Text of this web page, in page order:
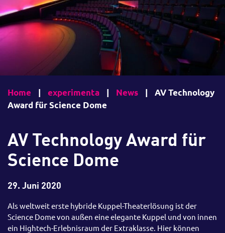
Home | experimenta | News |
AV Technology
Award für Science Dome
AV Technology Award für
Science Dome
29. Juni 2020
Als weltweit erste hybride Kuppel-Theaterlösung ist der
Science Dome von außen eine elegante Kuppel und von innen
ein Hightech-Erlebnisraum der Extraklasse. Hier können